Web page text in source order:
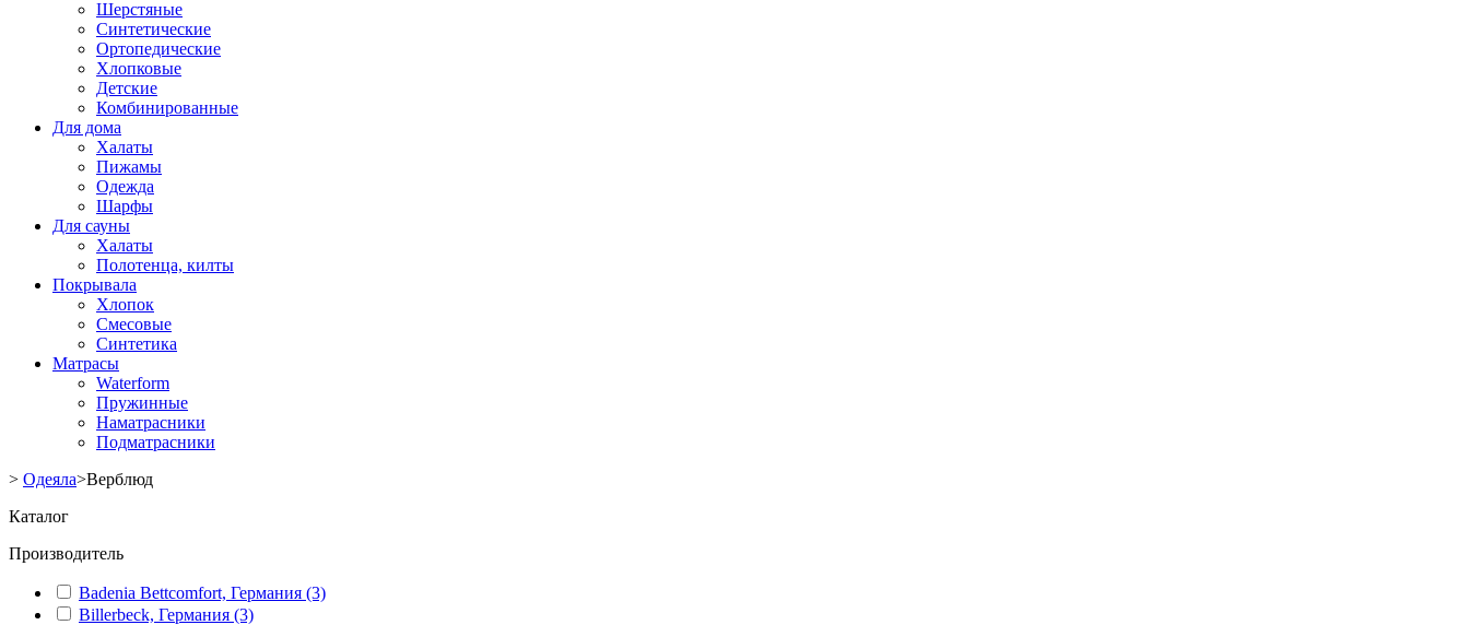
Шерстяные
Синтетические
Ортопедические
Хлопковые
Детские
Комбинированные
Для дома
Халаты
Пижамы
Одежда
Шарфы
Для сауны
Халаты
Полотенца, килты
Покрывала
Хлопок
Смесовые
Синтетика
Матрасы
Waterform
Пружинные
Наматрасники
Подматрасники
> Одеяла>Верблюд
Каталог
Производитель
Badenia Bettcomfort, Германия (3)
Billerbeck, Германия (3)